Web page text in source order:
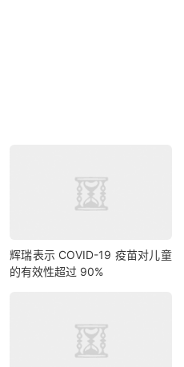
辉瑞表示 COVID-19 疫苗对儿童
的有效性超过 90%